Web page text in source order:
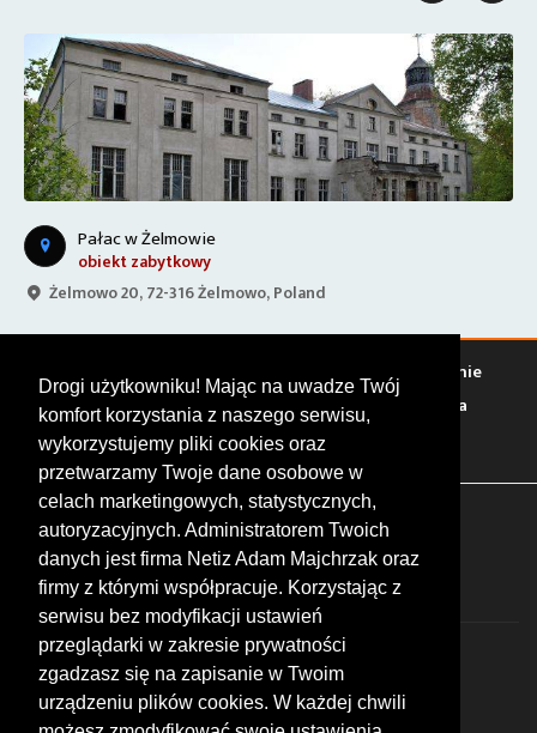
Drogi użytkowniku! Mając na uwadze Twój
komfort korzystania z naszego serwisu,
wykorzystujemy pliki cookies oraz
przetwarzamy Twoje dane osobowe w
celach marketingowych, statystycznych,
autoryzacyjnych. Administratorem Twoich
danych jest firma Netiz Adam Majchrzak oraz
firmy z którymi współpracuje. Korzystając z
serwisu bez modyfikacji ustawień
przeglądarki w zakresie prywatności
zgadzasz się na zapisanie w Twoim
urządzeniu plików cookies. W każdej chwili
Pałac w Żelmowie
obiekt zabytkowy
Żelmowo 20, 72-316 Żelmowo, Poland
Warto zobaczyć Serwisy Stacje paliw
Jedzenie
Bary Zakwaterowanie Tory Zloty Rajdy
Spotkania
Targi Giełdy Szkolenia
FOLLOW US